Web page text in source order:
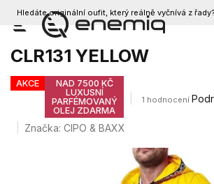
Přejít
obsah
Hledáte originální oufit, který reálně vyčnívá z
CZK
Pánská souprava CIPO
CLR131 YELLOW
AKCE
NAD 7500 KČ
LUXUSNÍ
PARFÉMOVANÝ
OLEJ ZDARMA
Průměrné
5,0
z
5
1 hodnocení
Značka:CIPO & BAXX